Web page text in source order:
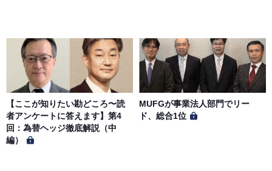
【ここが知りたい勘どころ〜読
者アンケートに答えます】第4
回：為替ヘッジ徹底解説（中
編）
MUFGが事業法人部門でリー
ド、総合1位